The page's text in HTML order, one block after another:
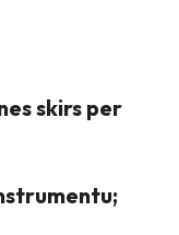
skirs per